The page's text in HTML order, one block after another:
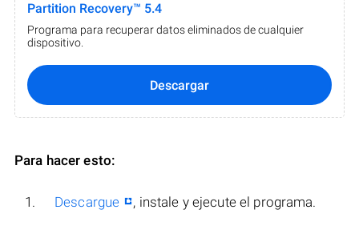
Partition Recovery™ 5.4
Programa para recuperar datos eliminados de cualquier
dispositivo.
Descargar
Para hacer esto:
Descargue , instale y ejecute el programa.